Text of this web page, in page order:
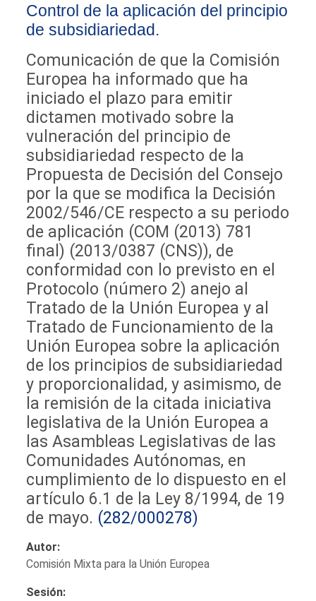
Control de la aplicación del principio
de subsidiariedad.
Comunicación de que la Comisión
Europea ha informado que ha
iniciado el plazo para emitir
dictamen motivado sobre la
vulneración del principio de
subsidiariedad respecto de la
Propuesta de Decisión del Consejo
por la que se modifica la Decisión
2002/546/CE respecto a su periodo
de aplicación (COM (2013) 781
final) (2013/0387 (CNS)), de
conformidad con lo previsto en el
Protocolo (número 2) anejo al
Tratado de la Unión Europea y al
Tratado de Funcionamiento de la
Unión Europea sobre la aplicación
de los principios de subsidiariedad
y proporcionalidad, y asimismo, de
la remisión de la citada iniciativa
legislativa de la Unión Europea a
las Asambleas Legislativas de las
Comunidades Autónomas, en
cumplimiento de lo dispuesto en el
artículo 6.1 de la Ley 8/1994, de 19
de mayo. (282/000278)
Autor:
Comisión Mixta para la Unión Europea
Sesión: